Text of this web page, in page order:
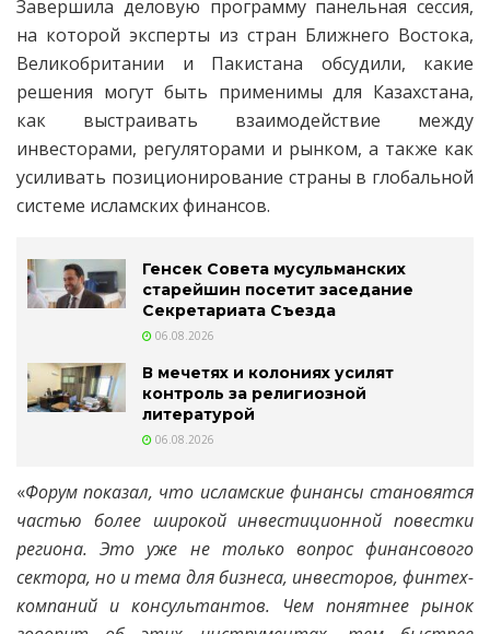
Завершила деловую программу панельная сессия,
на которой эксперты из стран Ближнего Востока,
Великобритании и Пакистана обсудили, какие
решения могут быть применимы для Казахстана,
как выстраивать взаимодействие между
инвесторами, регуляторами и рынком, а также как
усиливать позиционирование страны в глобальной
системе исламских финансов.
Генсек Совета мусульманских
старейшин посетит заседание
Секретариата Съезда
06.08.2026
В мечетях и колониях усилят
контроль за религиозной
литературой
06.08.2026
«Форум показал, что исламские финансы становятся
частью более широкой инвестиционной повестки
региона. Это уже не только вопрос финансового
сектора, но и тема для бизнеса, инвесторов, финтех-
компаний и консультантов. Чем понятнее рынок